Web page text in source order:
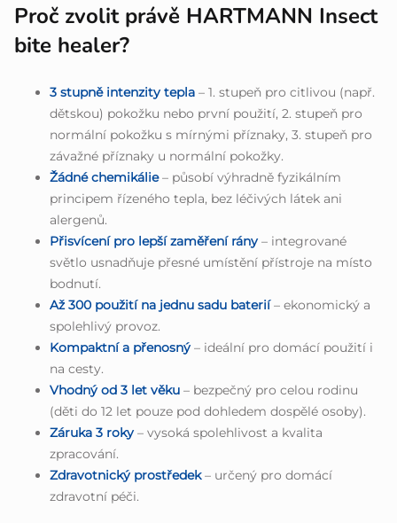
Proč zvolit právě HARTMANN Insect
bite healer?
3 stupně intenzity tepla – 1. stupeň pro citlivou (např.
dětskou) pokožku nebo první použití, 2. stupeň pro
normální pokožku s mírnými příznaky, 3. stupeň pro
závažné příznaky u normální pokožky.
Žádné chemikálie– působí výhradně fyzikálním
principem řízeného tepla, bez léčivých látek ani
alergenů.
Přisvícení pro lepší zaměření rány– integrované
světlo usnadňuje přesné umístění přístroje na místo
bodnutí.
Až 300 použití na jednu sadu baterií– ekonomický a
spolehlivý provoz.
Kompaktní a přenosný– ideální pro domácí použití i
na cesty.
Vhodný od 3 let věku – bezpečný pro celou rodinu
(děti do 12 let pouze pod dohledem dospělé osoby).
Záruka 3 roky– vysoká spolehlivost a kvalita
zpracování.
Zdravotnický prostředek– určený pro domácí
zdravotní péči.